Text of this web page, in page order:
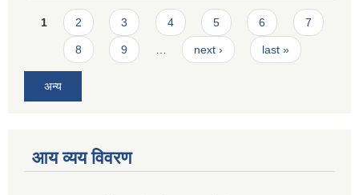
Pages
1 2 3 4 5 6 7
8 9 next › last »
अन्य
आय व्यय विवरण